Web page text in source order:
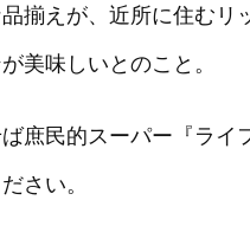
揃えが、近所に住むリ
美味しいとのこと。
庶民的スーパー『ライ
さい。